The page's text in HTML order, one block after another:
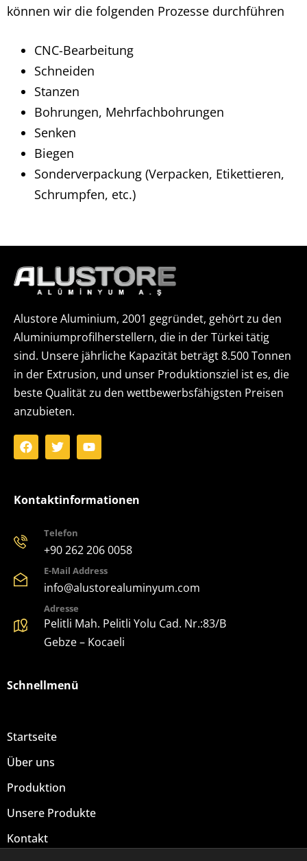
können wir die folgenden Prozesse durchführen
CNC-Bearbeitung
Schneiden
Stanzen
Bohrungen, Mehrfachbohrungen
Senken
Biegen
Sonderverpackung (Verpacken, Etikettieren,
Schrumpfen, etc.)
Alustore Aluminium, 2001 gegründet, gehört zu den
Aluminiumprofilherstellern, die in der Türkei tätig
sind. Unsere jährliche Kapazität beträgt 8.500 Tonnen
in der Extrusion, und unser Produktionsziel ist es, die
beste Qualität zu den wettbewerbsfähigsten Preisen
anzubieten.
Kontaktinformationen
Telefon
+90 262 206 0058
E-Mail Address
info@alustorealuminyum.com
Adresse
Pelitli Mah. Pelitli Yolu Cad. Nr.:83/B
Gebze – Kocaeli
Schnellmenü
Startseite
Über uns
Produktion
Unsere Produkte
Kontakt